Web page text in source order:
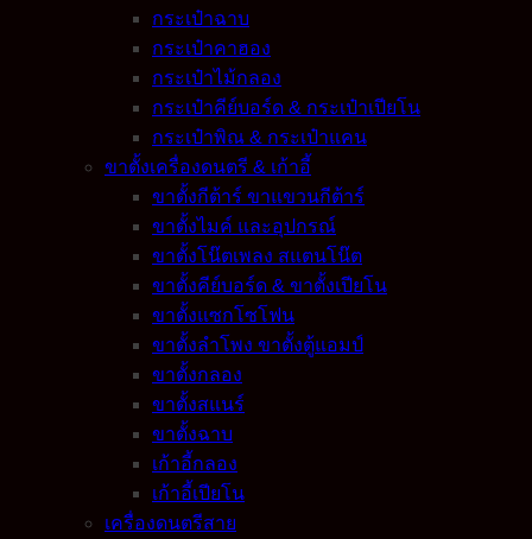
กระเป๋าฉาบ
กระเป๋าคาฮอง
กระเป๋าไม้กลอง
กระเป๋าคีย์บอร์ด & กระเป๋าเปียโน
กระเป๋าพิณ & กระเป๋าแคน
ขาตั้งเครื่องดนตรี & เก้าอี้
ขาตั้งกีต้าร์ ขาแขวนกีต้าร์
ขาตั้งไมค์ และอุปกรณ์
ขาตั้งโน๊ตเพลง สแตนโน๊ต
ขาตั้งคีย์บอร์ด & ขาตั้งเปียโน
ขาตั้งแซกโซโฟน
ขาตั้งลำโพง ขาตั้งตู้แอมป์
ขาตั้งกลอง
ขาตั้งสแนร์
ขาตั้งฉาบ
เก้าอี้กลอง
เก้าอี้เปียโน
เครื่องดนตรีสาย